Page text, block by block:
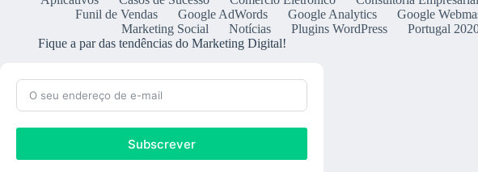
Funil de Vendas
Google AdWords Google Analytics Google
Marketing Social
Notícias Plugins WordPress Portugal
Fique a par das tendências do Marketing Digital!
Subscrever